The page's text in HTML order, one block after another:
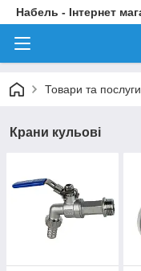
Набель - Інтернет
Товари та послуги
Крани кульові